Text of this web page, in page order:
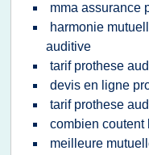
mma assurance
harmonie
auditive
tarif prothese
devis en ligne
tarif prothese
combien coutent
meilleure